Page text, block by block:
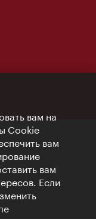
вам на
Cookie
вам
вам
Если